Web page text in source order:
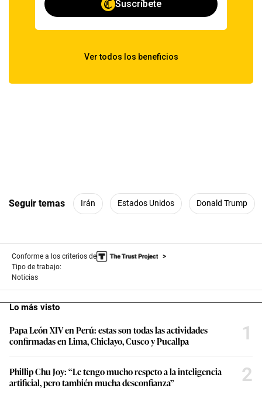
Seguir temas Irán Estados Unidos Donald Trump
Conforme a los criterios de
Tipo de trabajo:
Noticias
Lo más visto
Papa León XIV en Perú: estas son todas las actividades
confirmadas en Lima, Chiclayo, Cusco y Pucallpa
1
Phillip Chu Joy: “Le tengo mucho respeto a la inteligencia
artificial, pero también mucha desconfianza”
2